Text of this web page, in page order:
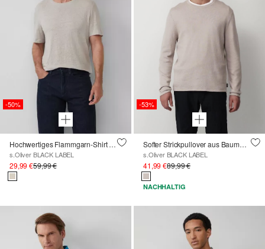
-50%
Hochwertiges Flammgarn-Shirt aus Leinen
s.Oliver BLACK LABEL
29,99 €59,99 €
-53%
Softer Strickpullover aus Baumwoll-Leinenmix
s.Oliver BLACK LABEL
41,99 €89,99 €
NACHHALTIG